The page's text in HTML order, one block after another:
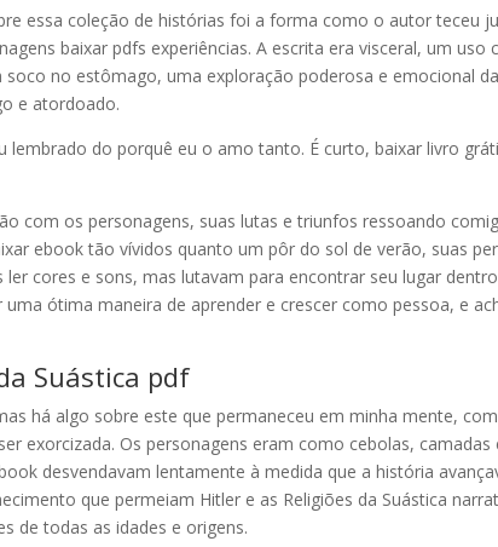
essa coleção de histórias foi a forma como o autor teceu
baixar pdfs experiências. A escrita era visceral, um uso
no estômago, uma exploração poderosa e emocional
e atordoado.
lembrado do porquê eu o amo tanto. É curto, baixar livro
com os personagens, suas lutas e triunfos ressoando
ebook tão vívidos quanto um pôr do sol de verão, suas
cores e sons, mas lutavam para encontrar seu lugar
uma ótima maneira de aprender e crescer como pessoa, e
Suástica pdf
há algo sobre este que permaneceu em minha mente,
exorcizada. Os personagens eram como cebolas,
desvendavam lentamente à medida que a história
que permeiam Hitler e as Religiões da Suástica
de todas as idades e origens.